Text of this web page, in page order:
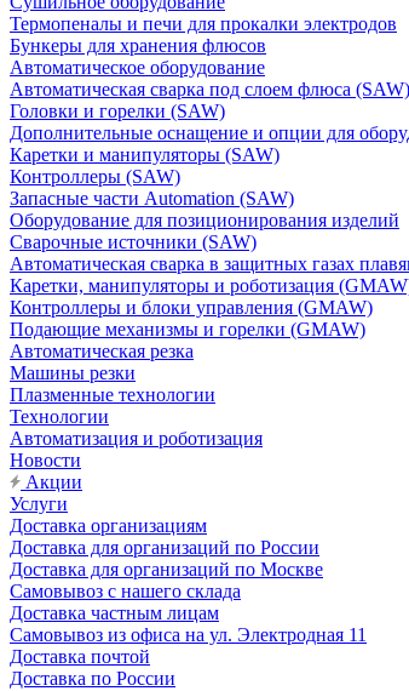
Термопеналы и печи для прокалки электродов
Бункеры для хранения флюсов
Автоматическое оборудование
Автоматическая сварка под слоем флюса (SAW)
Головки и горелки (SAW)
Дополнительные оснащение и опции для
Каретки и манипуляторы (SAW)
Контроллеры (SAW)
Запасные части Automation (SAW)
Оборудование для позиционирования изделий
Сварочные источники (SAW)
Автоматическая сварка в защитных газах
Каретки, манипуляторы и роботизация
Контроллеры и блоки управления (GMAW)
Подающие механизмы и горелки (GMAW)
Автоматическая резка
Машины резки
Плазменные технологии
Технологии
Автоматизация и роботизация
Новости
Акции
Услуги
Доставка организациям
Доставка для организаций по России
Доставка для организаций по Москве
Самовывоз с нашего склада
Доставка частным лицам
Самовывоз из офиса на ул. Электродная 11
Доставка почтой
Доставка по России